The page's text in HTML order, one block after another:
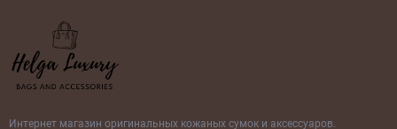
Интернет магазин оригинальных кожаных сумок и аксессуаров.